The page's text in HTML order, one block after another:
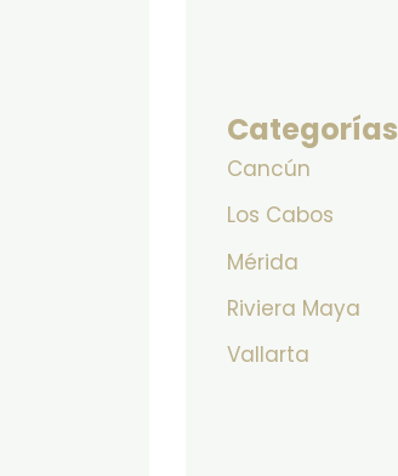
Categorías
Cancún
Los Cabos
Mérida
Riviera Maya
Vallarta